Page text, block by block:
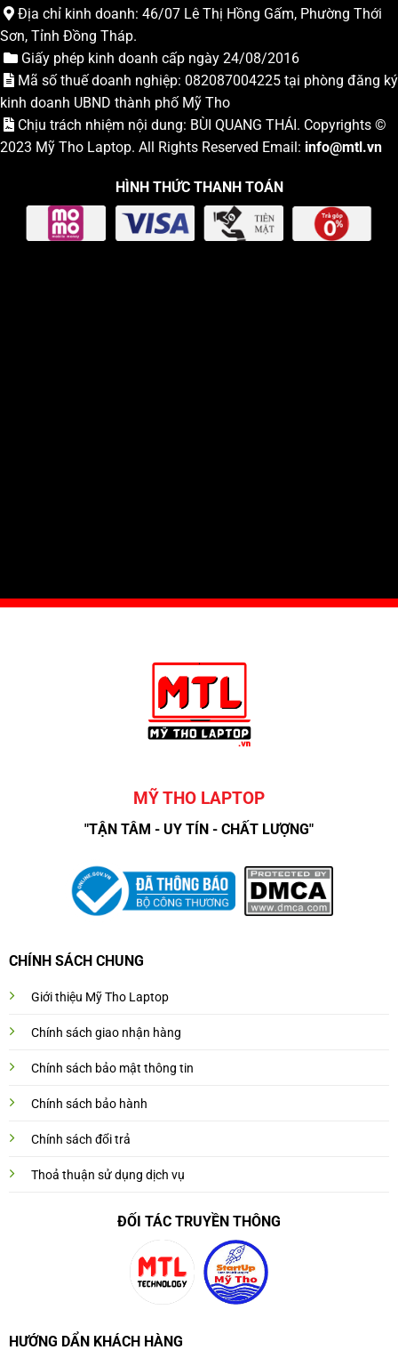
Địa chỉ kinh doanh: 46/07 Lê Thị Hồng Gấm, Phường Thới
Sơn, Tỉnh Đồng Tháp.
Giấy phép kinh doanh cấp ngày 24/08/2016
Mã số thuế doanh nghiệp: 082087004225 tại phòng đăng ký
kinh doanh UBND thành phố Mỹ Tho
Chịu trách nhiệm nội dung: BÙI QUANG THÁI. Copyrights ©
2023 Mỹ Tho Laptop. All Rights Reserved Email: info@mtl.vn
HÌNH THỨC THANH TOÁN
MỸ THO LAPTOP
"TẬN TÂM - UY TÍN - CHẤT LƯỢNG"
CHÍNH SÁCH CHUNG
Giới thiệu Mỹ Tho Laptop
Chính sách giao nhận hàng
Chính sách bảo mật thông tin
Chính sách bảo hành
Chính sách đổi trả
Thoả thuận sử dụng dịch vụ
ĐỐI TÁC TRUYỀN THÔNG
HƯỚNG DẨN KHÁCH HÀNG